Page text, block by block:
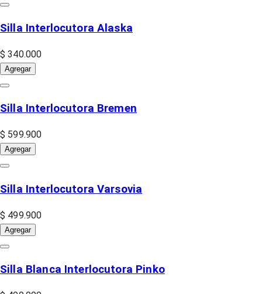
Silla Interlocutora Alaska
$ 340.000
Agregar
Silla Interlocutora Bremen
$ 599.900
Agregar
Silla Interlocutora Varsovia
$ 499.900
Agregar
Silla Blanca Interlocutora Pinko